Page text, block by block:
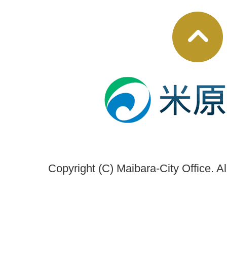
Copyright (C) Maibara-City Office.